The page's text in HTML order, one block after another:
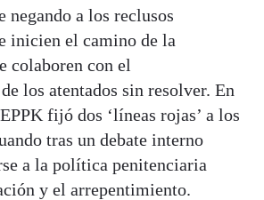
negando a los reclusos
inicien el camino de la
colaboren con el
los atentados sin resolver. En
fijó dos ‘líneas rojas’ a los
tras un debate interno
a la política penitenciaria
y el arrepentimiento.